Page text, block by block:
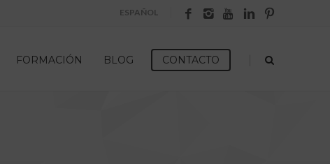
ESPAÑOL
FORMACIÓN BLOG CONTACTO